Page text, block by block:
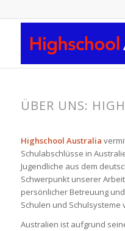
ÜBER UNS:
Highschool Australia
Schulabschlüsse in
Jugendliche aus dem
Schwerpunkt unserer
persönlicher Betreuung
Schulen und Schulsysteme
Australien ist aufgrund